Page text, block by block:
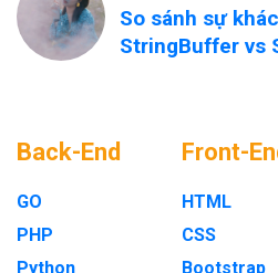
So sánh sự
StringBuffer vs
Back-End
GO
PHP
Python
Front-
HTML
CSS
Bootstrap